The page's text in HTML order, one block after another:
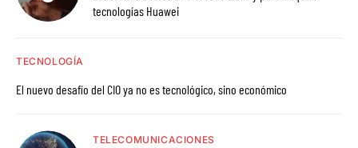
tecnologías Huawei
TECNOLOGÍA
El nuevo desafío del CIO ya no es tecnológico, sino económico
TELECOMUNICACIONES